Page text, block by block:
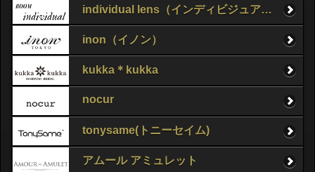
individual lens（インディビジュアルレンズ）
inon（イノン）
kukka＊kukka
nocur
tonysame(トニーセイム)
アムール アミュレット